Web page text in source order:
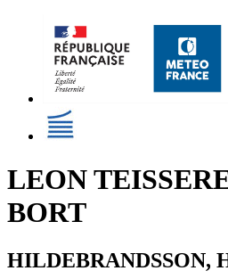
LEON
BORT
HILDEBRANDSSON,